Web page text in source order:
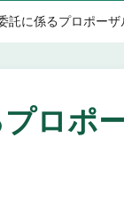
託に係るプロポーザ
ロポ